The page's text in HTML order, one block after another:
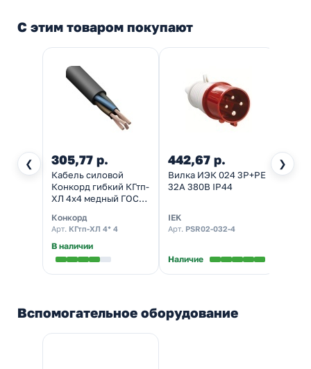
С этим товаром покупают
❮ ❯
305,77 р.
Кабель силовой
Конкорд гибкий КГтп-
ХЛ 4х4 медный ГОСТ
Конкорд
Арт. КГтп-ХЛ 4* 4
В наличии
442,67 р.
Вилка ИЭК 024 3Р+РЕ
32А 380В IP44
IEK
Арт. PSR02-032-4
Наличие
Вспомогательное оборудование